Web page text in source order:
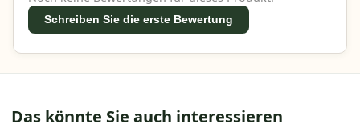
Schreiben Sie die erste Bewertung
Das könnte Sie auch interessieren